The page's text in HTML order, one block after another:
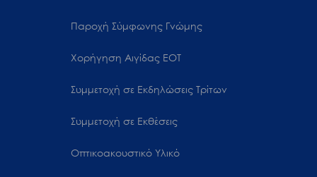
Παροχή Σύμφωνης Γνώμης
Χορήγηση Αιγίδας ΕΟΤ
Συμμετοχή σε Εκδηλώσεις Τρίτων
Συμμετοχή σε Εκθέσεις
Οπτικοακουστικό Υλικό